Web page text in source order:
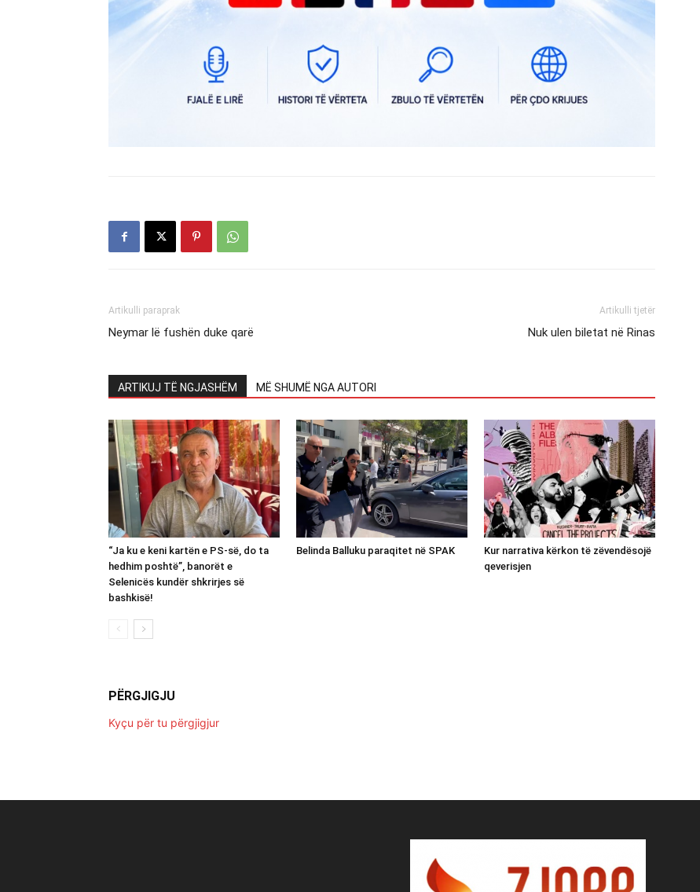
Artikulli paraprak
Neymar lë fushën duke qarë
Artikulli tjetër
Nuk ulen biletat në Rinas
ARTIKUJ TË NGJASHËM MË SHUMË NGA AUTORI
“Ja ku e keni kartën e PS-së, do ta
hedhim poshtë”, banorët e
Selenicës kundër shkrirjes së
bashkisë!
Belinda Balluku paraqitet në SPAK
Kur narrativa kërkon të zëvendësojë
qeverisjen
PËRGJIGJU
Kyçu për tu përgjigjur